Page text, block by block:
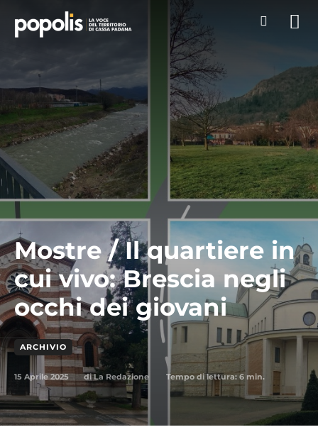
Mostre / Il quartiere in
cui vivo: Brescia negli
occhi dei giovani
ARCHIVIO
15 Aprile 2025 di La Redazione Tempo di lettura: 6 min.